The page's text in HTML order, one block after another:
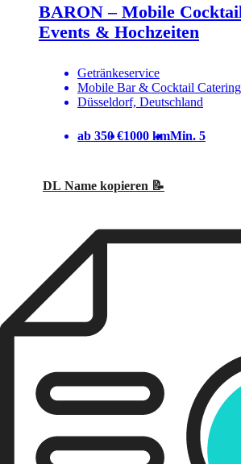
BARON – Mobile
Events & Hochzeiten
Getränkeservice
Mobile Bar & Cocktail Catering
Düsseldorf, Deutschland
ab 350 €1000 kmMin. 5
DL Name kopieren 📝